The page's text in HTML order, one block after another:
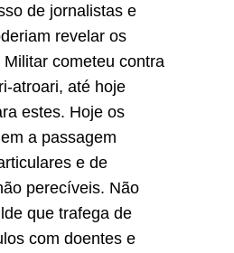
de jornalistas e
revelar os
cometeu contra
atroari, até hoje
estes. Hoje os
a passagem
e de
perecíveis. Não
que trafega de
com doentes e